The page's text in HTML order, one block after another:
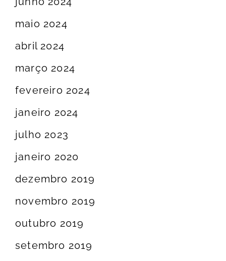
maio 2024
abril 2024
março 2024
fevereiro 2024
janeiro 2024
julho 2023
janeiro 2020
dezembro 2019
novembro 2019
outubro 2019
setembro 2019